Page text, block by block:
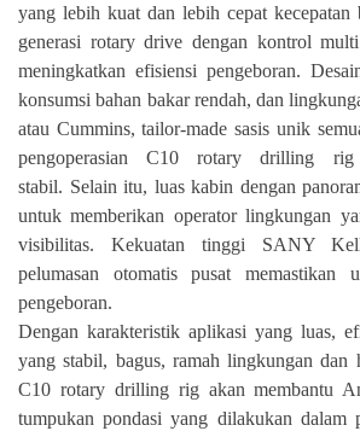
yang lebih kuat dan lebih cepat
generasi rotary drive dengan kontrol
meningkatkan efisiensi pengeboran.
konsumsi bahan bakar rendah, dan
atau Cummins, tailor-made sasis unik
pengoperasian C10 rotary drilling
stabil. Selain itu, luas kabin dengan
untuk memberikan operator lingkungan
visibilitas. Kekuatan tinggi SANY
pelumasan otomatis pusat memastikan
pengeboran.
Dengan karakteristik aplikasi yang luas,
yang stabil, bagus, ramah lingkungan dan
C10 rotary drilling rig akan membantu
tumpukan pondasi yang dilakukan dalam